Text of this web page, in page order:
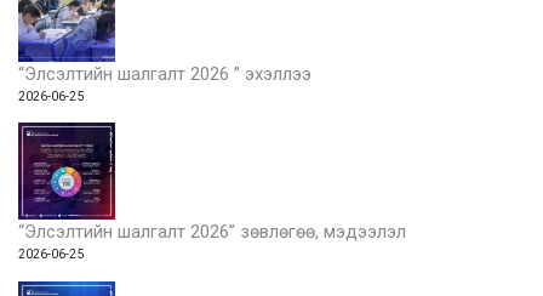
“Элсэлтийн шалгалт 2026 ” эхэллээ
2026-06-25
“Элсэлтийн шалгалт 2026” зөвлөгөө, мэдээлэл
2026-06-25